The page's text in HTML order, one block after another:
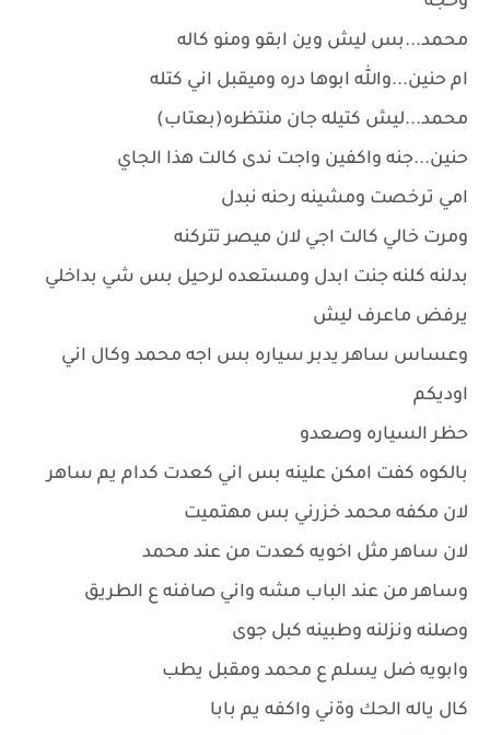
محمد...بس ليش وين ابقو ومنو كاله
ام حنين...والله ابوها دره وميقبل اني كتله
محمد...ليش كتيله جان منتظره(بعتاب)
حنين...جنه واكفين واجت ندى كالت هذا الجاي
امي ترخصت ومشينه رحنه نبدل
ومرت خالي كالت اجي لان ميصر تتركنه
بدلنه كلنه جنت ابدل ومستعده لرحيل بس شي بداخلي
يرفض ماعرف ليش
وعساس ساهر يدبر سياره بس اجه محمد وكال اني
اوديكم
حظر السياره وصعدو
بالكوه كفت امكن علينه بس اني كعدت كدام يم ساهر
لان مكفه محمد خزرني بس مهتميت
لان ساهر مثل اخويه كعدت من عند محمد
وساهر من عند الباب مشه واني صافنه ع الطريق
وصلنه ونزلنه وطبينه كبل جوى
وابويه ضل يسلم ع محمد ومقبل يطب
كال ياله الحك وةني واكفه يم بابا